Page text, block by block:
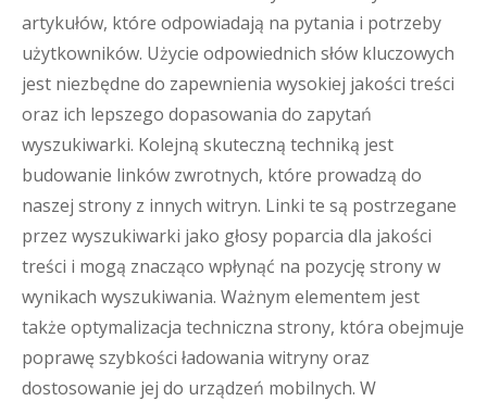
artykułów, które odpowiadają na pytania i potrzeby
użytkowników. Użycie odpowiednich słów kluczowych
jest niezbędne do zapewnienia wysokiej jakości treści
oraz ich lepszego dopasowania do zapytań
wyszukiwarki. Kolejną skuteczną techniką jest
budowanie linków zwrotnych, które prowadzą do
naszej strony z innych witryn. Linki te są postrzegane
przez wyszukiwarki jako głosy poparcia dla jakości
treści i mogą znacząco wpłynąć na pozycję strony w
wynikach wyszukiwania. Ważnym elementem jest
także optymalizacja techniczna strony, która obejmuje
poprawę szybkości ładowania witryny oraz
dostosowanie jej do urządzeń mobilnych. W